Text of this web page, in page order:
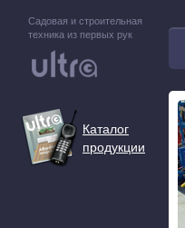
Садовая и строительная
техника из первых рук
Каталог
продукции